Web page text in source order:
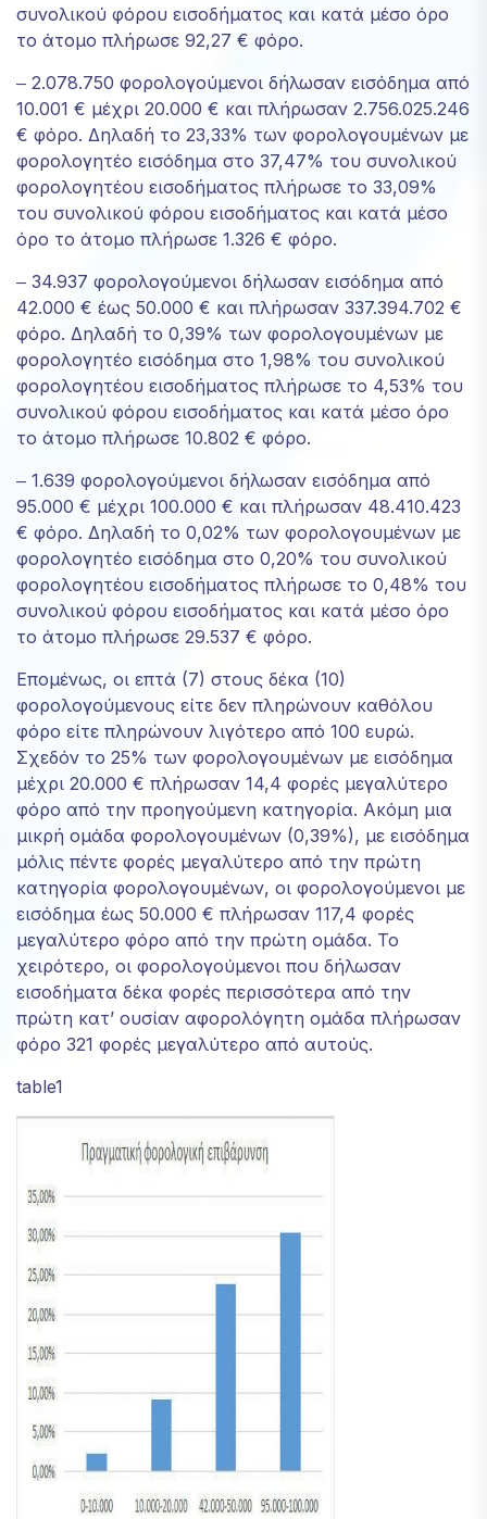
συνολικού φόρου εισοδήματος και κατά μέσο όρο
το άτομο πλήρωσε 92,27 € φόρο.
‒ 2.078.750 φορολογούμενοι δήλωσαν εισόδημα από
10.001 € μέχρι 20.000 € και πλήρωσαν 2.756.025.246
€ φόρο. Δηλαδή το 23,33% των φορολογουμένων με
φορολογητέο εισόδημα στο 37,47% του συνολικού
φορολογητέου εισοδήματος πλήρωσε το 33,09%
του συνολικού φόρου εισοδήματος και κατά μέσο
όρο το άτομο πλήρωσε 1.326 € φόρο.
‒ 34.937 φορολογούμενοι δήλωσαν εισόδημα από
42.000 € έως 50.000 € και πλήρωσαν 337.394.702 €
φόρο. Δηλαδή το 0,39% των φορολογουμένων με
φορολογητέο εισόδημα στο 1,98% του συνολικού
φορολογητέου εισοδήματος πλήρωσε το 4,53% του
συνολικού φόρου εισοδήματος και κατά μέσο όρο
το άτομο πλήρωσε 10.802 € φόρο.
‒ 1.639 φορολογούμενοι δήλωσαν εισόδημα από
95.000 € μέχρι 100.000 € και πλήρωσαν 48.410.423
€ φόρο. Δηλαδή το 0,02% των φορολογουμένων με
φορολογητέο εισόδημα στο 0,20% του συνολικού
φορολογητέου εισοδήματος πλήρωσε το 0,48% του
συνολικού φόρου εισοδήματος και κατά μέσο όρο
το άτομο πλήρωσε 29.537 € φόρο.
Επομένως, οι επτά (7) στους δέκα (10)
φορολογούμενους είτε δεν πληρώνουν καθόλου
φόρο είτε πληρώνουν λιγότερο από 100 ευρώ.
Σχεδόν το 25% των φορολογουμένων με εισόδημα
μέχρι 20.000 € πλήρωσαν 14,4 φορές μεγαλύτερο
φόρο από την προηγούμενη κατηγορία. Ακόμη μια
μικρή ομάδα φορολογουμένων (0,39%), με εισόδημα
μόλις πέντε φορές μεγαλύτερο από την πρώτη
κατηγορία φορολογουμένων, οι φορολογούμενοι με
εισόδημα έως 50.000 € πλήρωσαν 117,4 φορές
μεγαλύτερο φόρο από την πρώτη ομάδα. Το
χειρότερο, οι φορολογούμενοι που δήλωσαν
εισοδήματα δέκα φορές περισσότερα από την
πρώτη κατ’ ουσίαν αφορολόγητη ομάδα πλήρωσαν
φόρο 321 φορές μεγαλύτερο από αυτούς.
table1